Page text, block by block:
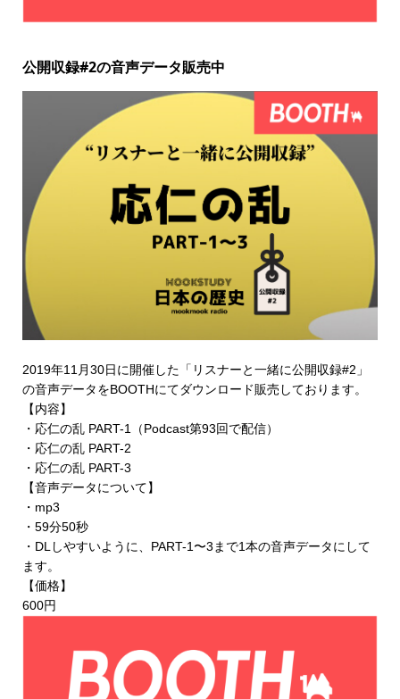
公開収録#2の音声データ販売中
2019年11月30日に開催した「リスナーと一緒に公開収録#2」
の音声データをBOOTHにてダウンロード販売 しております。
【内容】
・応仁の乱 PART-1（Podcast第93回で配信）
・応仁の乱 PART-2
・応仁の乱 PART-3
【音声データについて】
・mp3
・59分50秒
・DLしやすいように、PART-1〜3まで1本の音声データにして
ます。
【価格】
600円